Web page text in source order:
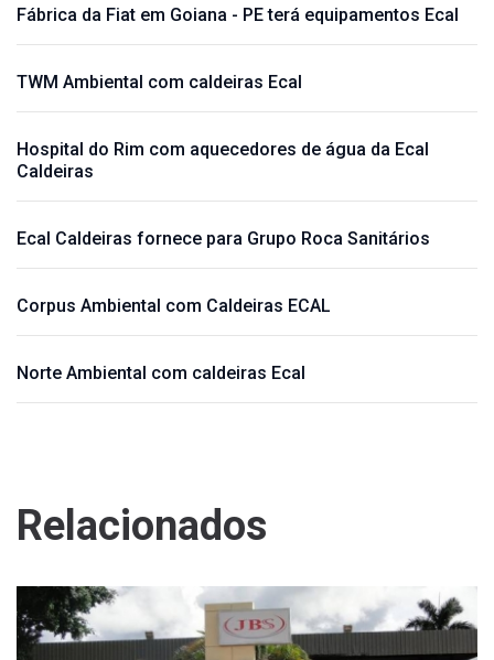
Fábrica da Fiat em Goiana - PE terá equipamentos Ecal
TWM Ambiental com caldeiras Ecal
Hospital do Rim com aquecedores de água da Ecal
Caldeiras
Ecal Caldeiras fornece para Grupo Roca Sanitários
Corpus Ambiental com Caldeiras ECAL
Norte Ambiental com caldeiras Ecal
Relacionados